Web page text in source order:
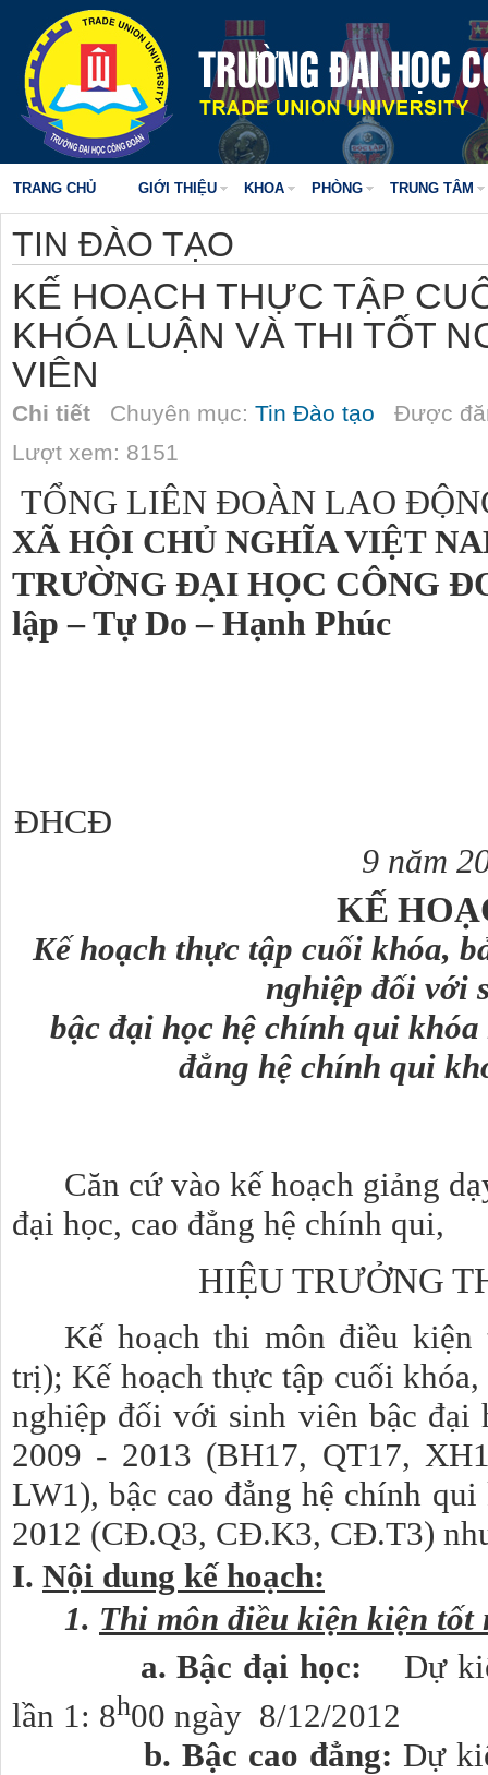
TRANG CHỦ GIỚI THIỆU KHOA PHÒNG TRUNG TÂM
TIN ĐÀO TẠO
KẾ HOẠCH THỰC TẬP
KHÓA LUẬN VÀ THI TỐT
VIÊN
Chi tiết Chuyên mục: Tin Đào tạo Được
Lượt xem: 8151
TỔNG LIÊN ĐOÀN LAO
XÃ HỘI CHỦ NGHĨA VIỆT
TRƯỜNG ĐẠI HỌC CÔNG
lập – Tự Do – Hạnh Phúc
ĐHCĐ
9 năm
KẾ
Kế hoạch thực tập cuối khóa,
nghiệp đối với
bậc đại học hệ chính qui khóa
đẳng hệ chính qui
Căn cứ vào kế hoạch giảng
đại học, cao đẳng hệ chính qui,
HIỆU TRƯỞNG
Kế hoạch thi môn điều
trị); Kế hoạch thực tập cuối
nghiệp đối với sinh viên bậc đại
2009 - 2013 (BH17, QT17,
LW1), bậc cao đẳng hệ
2012 (CĐ.Q3, CĐ.K3, CĐ.T3)
I. Nội dung kế hoạch:
1. Thi môn điều kiện kiện
a. Bậc đại học: Dự
lần 1: 8h00 ngày 8/12/2012
b. Bậc cao đẳng: Dự